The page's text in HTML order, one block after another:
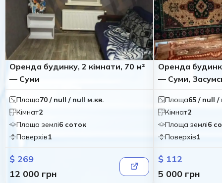
Оренда будинку, 2 кімнати, 70 м²
— Суми
Площа70 / null / null м.кв.
Кімнат2
Площа землі6 соток
Поверхів1
$ 269
12 000 грн
Оренда
— Суми,
Площа65 / null /
Кімнат2
Площа землі6
Поверхів1
$ 112
5 000 грн